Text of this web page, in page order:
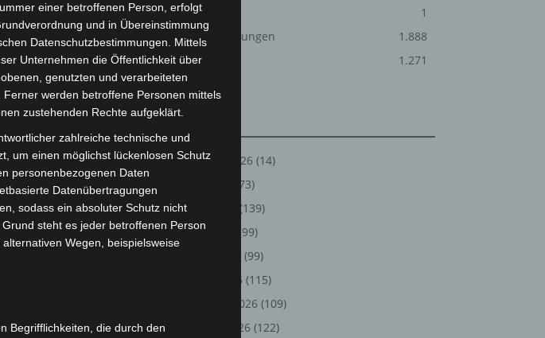
zu rechnen.
Über uns
1
Veranstaltungen
1.888
Welt
1.271
August 2026 (14)
(73)
(139)
Mai 2026
(99)
(99)
März 2026 (115)
Februar 2026 (109)
Januar 2026 (122)
einer betroffenen Person, erfolgt
und in Übereinstimmung
Datenschutzbestimmungen. Mittels
Unternehmen die Öffentlichkeit über
genutzten und verarbeiteten
werden betroffene Personen mittels
zustehenden Rechte aufgeklärt.
zahlreiche technische und
um einen möglichst lückenlosen Schutz
personenbezogenen Daten
Datenübertragungen
sodass ein absoluter Schutz nicht
steht es jeder betroffenen Person
Wegen, beispielsweise
Begrifflichkeiten, die durch den